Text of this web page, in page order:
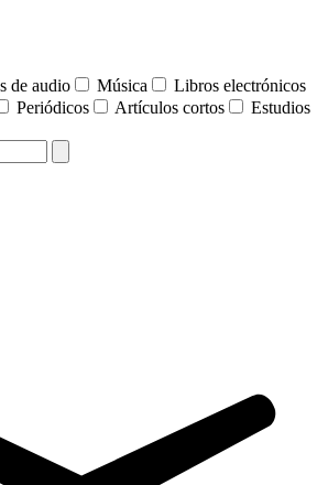
de audio Música
Libros electrónicos
Periódicos Artículos cortos
Estudios